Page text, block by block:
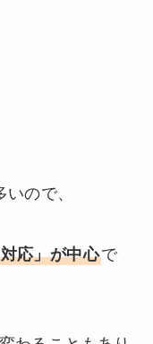
ので、
応」が中心で